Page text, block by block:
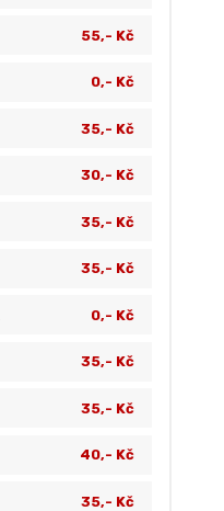
55,- Kč
0,- Kč
35,- Kč
30,- Kč
35,- Kč
35,- Kč
0,- Kč
35,- Kč
35,- Kč
40,- Kč
35,- Kč